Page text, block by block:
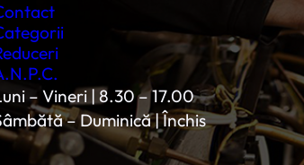
– Vineri | 8.30 – 17.00
– Duminică | Închis